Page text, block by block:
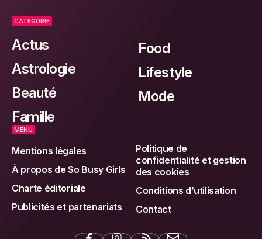
CATEGORIE
Actus
Astrologie
Beauté
Famille
Food
Lifestyle
Mode
MENU
Mentions légales
À propos de So Busy Girls
Charte éditoriale
Publicités et partenariats
Politique de
confidentialité et gestion
des cookies
Conditions d’utilisation
Contact